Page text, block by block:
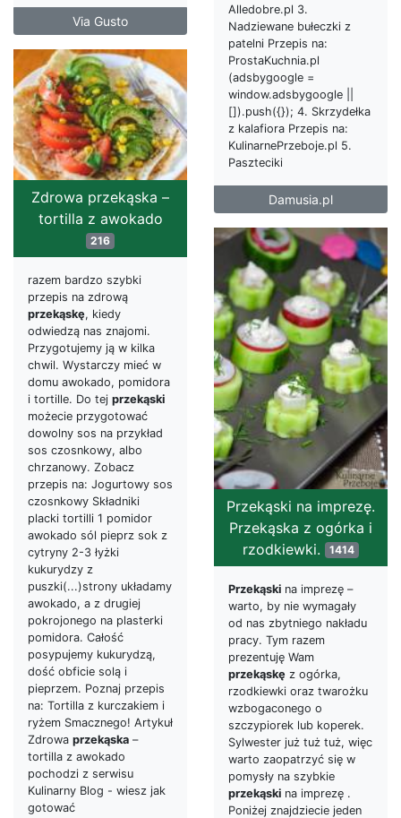
Via Gusto
Alledobre.pl 3.
Nadziewane bułeczki z
patelni Przepis na:
ProstaKuchnia.pl
(adsbygoogle =
window.adsbygoogle ||
[]).push({}); 4. Skrzydełka
z kalafiora Przepis na:
KulinarnePrzeboje.pl 5.
Paszteciki
Damusia.pl
Zdrowa przekąska –
tortilla z awokado
216
razem bardzo szybki
przepis na zdrową
przekąskę, kiedy
odwiedzą nas znajomi.
Przygotujemy ją w kilka
chwil. Wystarczy mieć w
domu awokado, pomidora
i tortille. Do tej przekąski
możecie przygotować
dowolny sos na przykład
sos czosnkowy, albo
chrzanowy. Zobacz
przepis na: Jogurtowy sos
czosnkowy Składniki
placki tortilli 1 pomidor
awokado sól pieprz sok z
cytryny 2-3 łyżki
kukurydzy z
puszki(...)strony układamy
awokado, a z drugiej
pokrojonego na plasterki
pomidora. Całość
posypujemy kukurydzą,
dość obficie solą i
pieprzem. Poznaj przepis
na: Tortilla z kurczakiem i
ryżem Smacznego! Artykuł
Zdrowa przekąska –
tortilla z awokado
pochodzi z serwisu
Kulinarny Blog - wiesz jak
gotować
Przekąski na imprezę.
Przekąska z ogórka i
rzodkiewki. 1414
Przekąski na imprezę –
warto, by nie wymagały
od nas zbytniego nakładu
pracy. Tym razem
prezentuję Wam
przekąskę z ogórka,
rzodkiewki oraz twarożku
wzbogaconego o
szczypiorek lub koperek.
Sylwester już tuż tuż, więc
warto zaopatrzyć się w
pomysły na szybkie
przekąski na imprezę .
Poniżej znajdziecie jeden